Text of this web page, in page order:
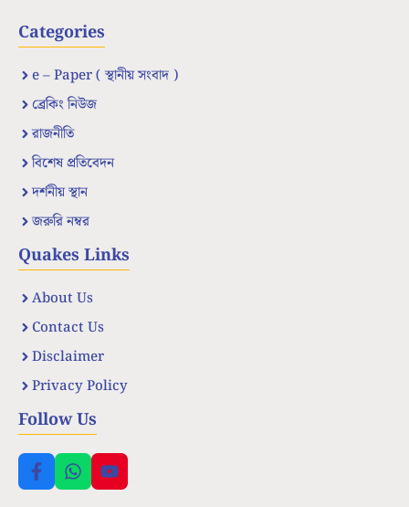
Categories
e – Paper ( স্থানীয় সংবাদ )
ব্রেকিং নিউজ
রাজনীতি
বিশেষ প্রতিবেদন
দর্শনীয় স্থান
জরুরি নম্বর
Quakes Links
About Us
Contact Us
Disclaimer
Privacy Policy
Follow Us